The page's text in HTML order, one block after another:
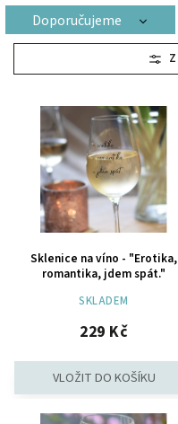
Doporučujeme
Nejlevnější
Nejdražší
Nejprodávanější
Abecedně
Sklenice na víno - "Erotika,
romantika, jdem spát."
SKLADEM
229 Kč